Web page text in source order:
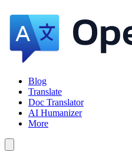
Blog
Translate
Doc Translator
AI Humanizer
More